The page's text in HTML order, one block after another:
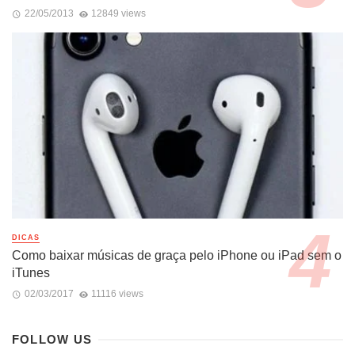
22/05/2013 12849 views
DICAS
Como baixar músicas de graça pelo iPhone ou iPad sem o
iTunes
02/03/2017 11116 views
FOLLOW US